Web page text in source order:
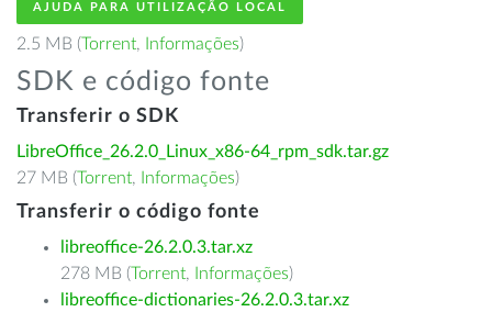
AJUDA PARA UTILIZAÇÃO LOCAL
2.5 MB (Torrent, Informações)
SDK e código fonte
Transferir o SDK
LibreOffice_26.2.0_Linux_x86-64_rpm_sdk.tar.gz
27 MB (Torrent, Informações)
Transferir o código fonte
libreoffice-26.2.0.3.tar.xz
278 MB (Torrent, Informações)
libreoffice-dictionaries-26.2.0.3.tar.xz